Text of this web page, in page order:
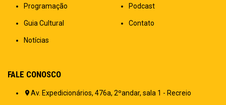
Programação
Guia Cultural
Notícias
Podcast
Contato
FALE CONOSCO
Av. Expedicionários, 476a, 2ºandar, sala 1 - Recreio